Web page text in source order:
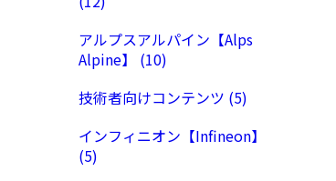
アルプスアルパイン【Alps
Alpine】 (10)
技術者向けコンテンツ (5)
インフィニオン【Infineon】
(5)